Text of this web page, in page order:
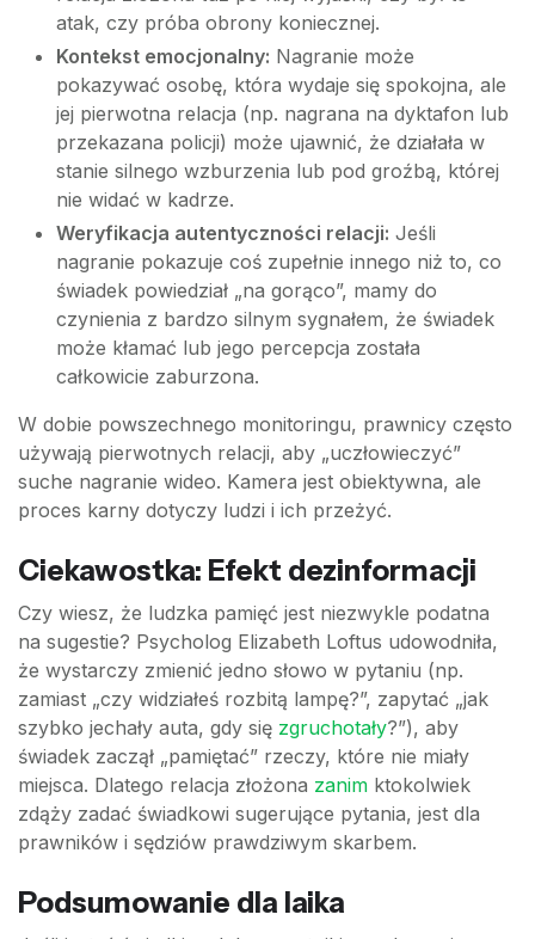
atak, czy próba obrony koniecznej.
Kontekst emocjonalny: Nagranie może
pokazywać osobę, która wydaje się spokojna, ale
jej pierwotna relacja (np. nagrana na dyktafon lub
przekazana policji) może ujawnić, że działała w
stanie silnego wzburzenia lub pod groźbą, której
nie widać w kadrze.
Weryfikacja autentyczności relacji: Jeśli
nagranie pokazuje coś zupełnie innego niż to, co
świadek powiedział „na gorąco”, mamy do
czynienia z bardzo silnym sygnałem, że świadek
może kłamać lub jego percepcja została
całkowicie zaburzona.
W dobie powszechnego monitoringu, prawnicy często
używają pierwotnych relacji, aby „uczłowieczyć”
suche nagranie wideo. Kamera jest obiektywna, ale
proces karny dotyczy ludzi i ich przeżyć.
Ciekawostka: Efekt dezinformacji
Czy wiesz, że ludzka pamięć jest niezwykle podatna
na sugestie? Psycholog Elizabeth Loftus udowodniła,
że wystarczy zmienić jedno słowo w pytaniu (np.
zamiast „czy widziałeś rozbitą lampę?”, zapytać „jak
szybko jechały auta, gdy się zgruchotały?”), aby
świadek zaczął „pamiętać” rzeczy, które nie miały
miejsca. Dlatego relacja złożona zanim ktokolwiek
zdąży zadać świadkowi sugerujące pytania, jest dla
prawników i sędziów prawdziwym skarbem.
Podsumowanie dla laika